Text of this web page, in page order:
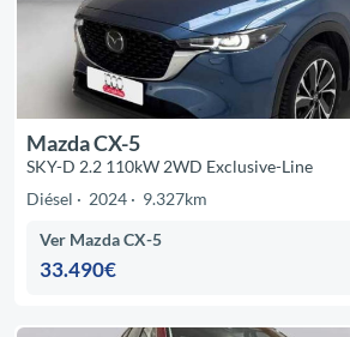
Mazda CX-5
SKY-D 2.2 110kW 2WD Exclusive-Line
Diésel
2024 9.327km
Ver Mazda CX-5
33.490€